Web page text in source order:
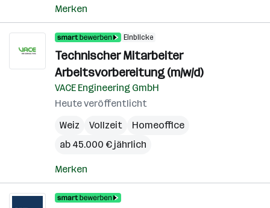
Merken
Einblicke
Technischer Mitarbeiter
Arbeitsvorbereitung (m/w/d)
VACE Engineering GmbH
Heute veröffentlicht
Weiz
Vollzeit
Homeoffice
ab 45.000 € jährlich
Merken